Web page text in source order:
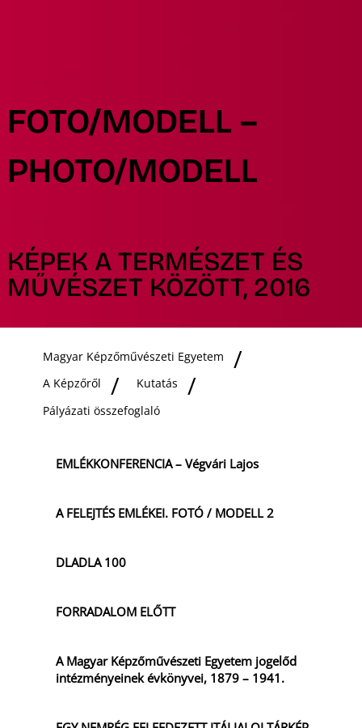
FOTO/MODELL –
PHOTO/MODELL
KÉPEK A TERMÉSZET ÉS
MŰVÉSZET KÖZÖTT, 2016
Magyar Képzőművészeti Egyetem
A Képzőről
Kutatás
Pályázati összefoglaló
EMLÉKKONFERENCIA – Végvári Lajos
A FELEJTÉS EMLÉKEI. FOTÓ / MODELL 2
DLADLA 100
FORRADALOM ELŐTT
A Magyar Képzőművészeti Egyetem jogelőd
intézményeinek évkönyvei, 1879 – 1941.